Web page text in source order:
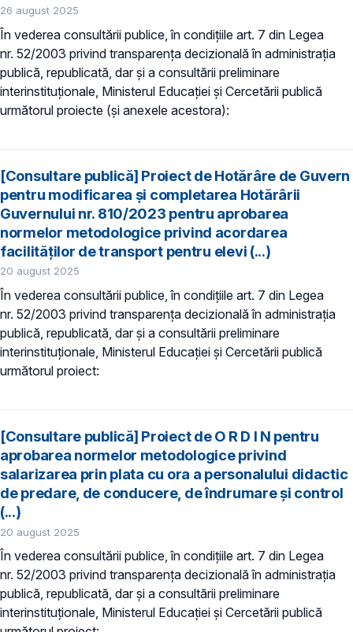
26 august 2025
În vederea consultării publice, în condiţiile art. 7 din Legea
nr. 52/2003 privind transparenţa decizională în administraţia
publică, republicată, dar și a consultării preliminare
interinstituționale, Ministerul Educaţiei și Cercetării publică
următorul proiecte (și anexele acestora):
[Consultare publică] Proiect de Hotărâre de Guvern
pentru modificarea și completarea Hotărârii
Guvernului nr. 810/2023 pentru aprobarea
normelor metodologice privind acordarea
facilităților de transport pentru elevi (...)
20 august 2025
În vederea consultării publice, în condiţiile art. 7 din Legea
nr. 52/2003 privind transparenţa decizională în administraţia
publică, republicată, dar și a consultării preliminare
interinstituționale, Ministerul Educaţiei și Cercetării publică
următorul proiect:
[Consultare publică] Proiect de O R D I N pentru
aprobarea normelor metodologice privind
salarizarea prin plata cu ora a personalului didactic
de predare, de conducere, de îndrumare şi control
(...)
20 august 2025
În vederea consultării publice, în condiţiile art. 7 din Legea
nr. 52/2003 privind transparenţa decizională în administraţia
publică, republicată, dar și a consultării preliminare
interinstituționale, Ministerul Educaţiei și Cercetării publică